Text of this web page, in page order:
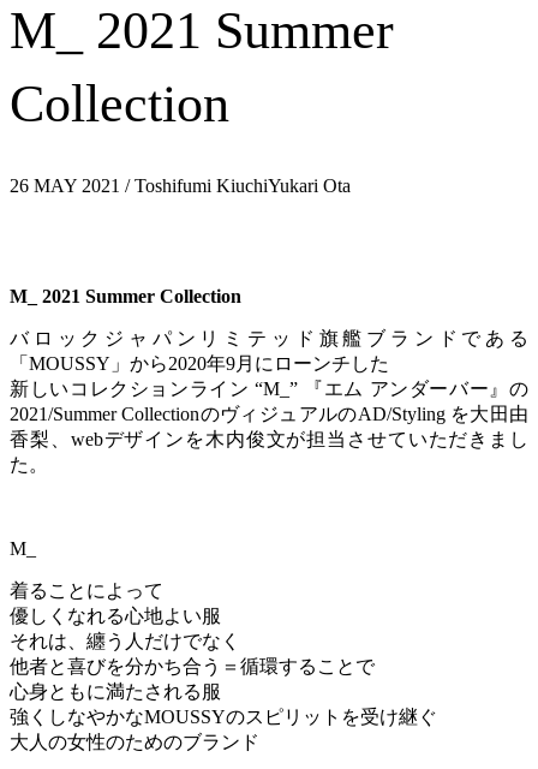
M_ 2021 Summer
Collection
26 MAY 2021 / Toshifumi KiuchiYukari Ota
M_ 2021 Summer Collection
バロックジャパンリミテッド旗艦ブランドである
「MOUSSY」から2020年9月にローンチした
新しいコレクションライン “M_” 『エム アンダーバー』の
2021/Summer CollectionのヴィジュアルのAD/Styling を大田由
香梨、webデザインを木内俊文が担当させていただきまし
た。
M_
着ることによって
優しくなれる心地よい服
それは、纏う人だけでなく
他者と喜びを分かち合う＝循環することで
心身ともに満たされる服
強くしなやかなMOUSSYのスピリットを受け継ぐ
大人の女性のためのブランド